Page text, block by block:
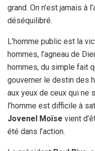
grand. On n’est jamais à
déséquilibré.
L’homme public est la
hommes, l’agneau de
hommes, du simple fait
gouverner le destin des
aux yeux de ceux qui ne
l’homme est difficile à
Jovenel Moïse vient
été dans l’action.